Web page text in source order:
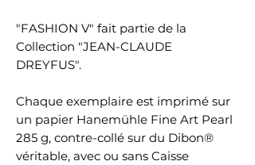
"FASHION V" fait partie de la
Collection "JEAN-CLAUDE
DREYFUS".
Chaque exemplaire est imprimé sur
un papier Hanemühle Fine Art Pearl
285 g, contre-collé sur du Dibon®
véritable, avec ou sans Caisse